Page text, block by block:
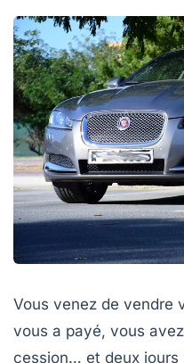
Vous venez de vendre
vous a payé, vous
cession… et deux jours